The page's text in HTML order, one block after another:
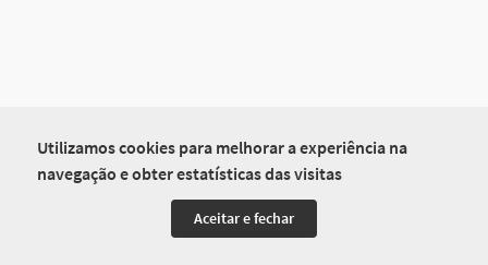
Utilizamos cookies para melhorar a experiência na
navegação e obter estatísticas das visitas
Aceitar e fechar